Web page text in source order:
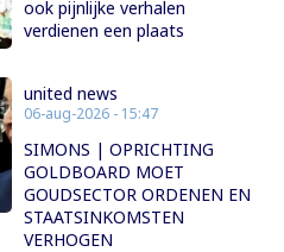
ook pijnlijke verhalen
verdienen een plaats
united news
06-aug-2026 - 15:47
SIMONS | OPRICHTING
GOLDBOARD MOET
GOUDSECTOR ORDENEN EN
STAATSINKOMSTEN
VERHOGEN